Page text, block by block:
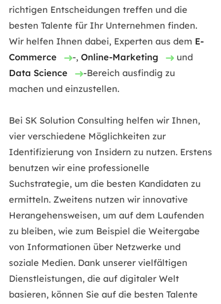
richtigen Entscheidungen treffen und die
besten Talente für Ihr Unternehmen finden.
Wir helfen Ihnen dabei, Experten aus dem E-
Commerce
-, Online-Marketing
und
Data Science
-Bereich ausfindig zu
machen und einzustellen.
Bei SK Solution Consulting helfen wir Ihnen,
vier verschiedene Möglichkeiten zur
Identifizierung von Insidern zu nutzen. Erstens
benutzen wir eine professionelle
Suchstrategie, um die besten Kandidaten zu
ermitteln. Zweitens nutzen wir innovative
Herangehensweisen, um auf dem Laufenden
zu bleiben, wie zum Beispiel die Weitergabe
von Informationen über Netzwerke und
soziale Medien. Dank unserer vielfältigen
Dienstleistungen, die auf digitaler Welt
basieren, können Sie auf die besten Talente